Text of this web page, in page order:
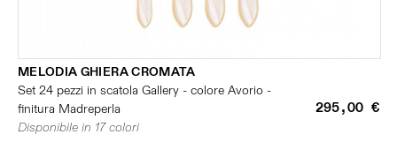
MELODIA GHIERA CROMATA
Set 24 pezzi in scatola Gallery - colore Avorio -
finitura Madreperla
295,00 €
Disponibile in 17 colori